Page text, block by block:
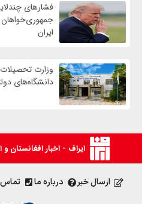
فشارهای
ایران
دانشگاه‌های
ایراف - اخبار افغانستان و
ارسال خبر درباره ما تماس